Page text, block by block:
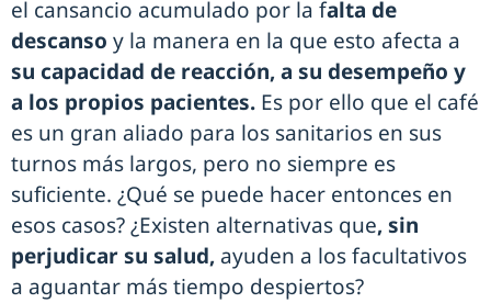
el cansancio acumulado por la falta de
descanso y la manera en la que esto afecta a
su capacidad de reacción, a su desempeño y
a los propios pacientes. Es por ello que el café
es un gran aliado para los sanitarios en sus
turnos más largos, pero no siempre es
suficiente. ¿Qué se puede hacer entonces en
esos casos? ¿Existen alternativas que, sin
perjudicar su salud, ayuden a los facultativos
a aguantar más tiempo despiertos?